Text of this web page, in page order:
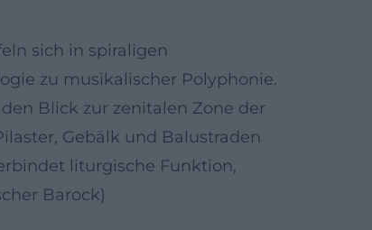
sich in spiraligen
zu musikalischer Polyphonie.
Blick zur zenitalen Zone der
Gebälk und Balustraden
liturgische Funktion,
Barock)